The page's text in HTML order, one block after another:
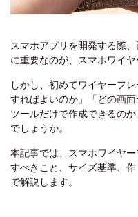
スマホアプリを開発する際
に重要なのが、スマホワイヤ
しかし、初めてワイヤーフ
すればよいのか」「どの画
ツールだけで作成できるの
でしょうか。
本記事では、スマホワイヤ
すべきこと、サイズ基準、
で解説します。